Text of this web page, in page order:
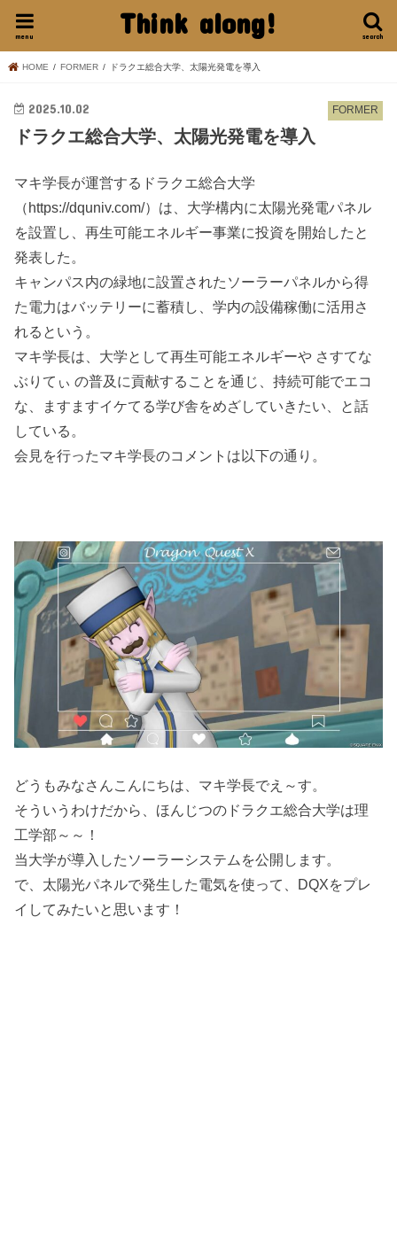
Think along! search
menu
HOME FORMER ドラクエ総合大学、太陽光発電を導入
FORMER
2025.10.02
ドラクエ総合大学、太陽光発電を導入
マキ学長が運営するドラクエ総合大学
（https://dquniv.com/）は、大学構内に太陽光発電パネル
を設置し、再生可能エネルギー事業に投資を開始したと
発表した。
キャンパス内の緑地に設置されたソーラーパネルから得
た電力はバッテリーに蓄積し、学内の設備稼働に活用さ
れるという。
マキ学長は、大学として再生可能エネルギーや さすてな
ぶりてぃ の普及に貢献することを通じ、持続可能でエコ
な、ますますイケてる学び舎をめざしていきたい、と話
している。
会見を行ったマキ学長のコメントは以下の通り。
どうもみなさんこんにちは、マキ学長でえ～す。
そういうわけだから、ほんじつのドラクエ総合大学は理
工学部～～！
当大学が導入したソーラーシステムを公開します。
で、太陽光パネルで発生した電気を使って、DQXをプレ
イしてみたいと思います！